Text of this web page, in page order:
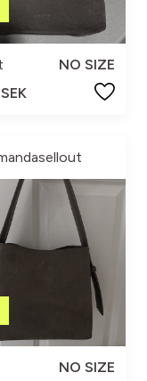
NO SIZE
NO SIZE